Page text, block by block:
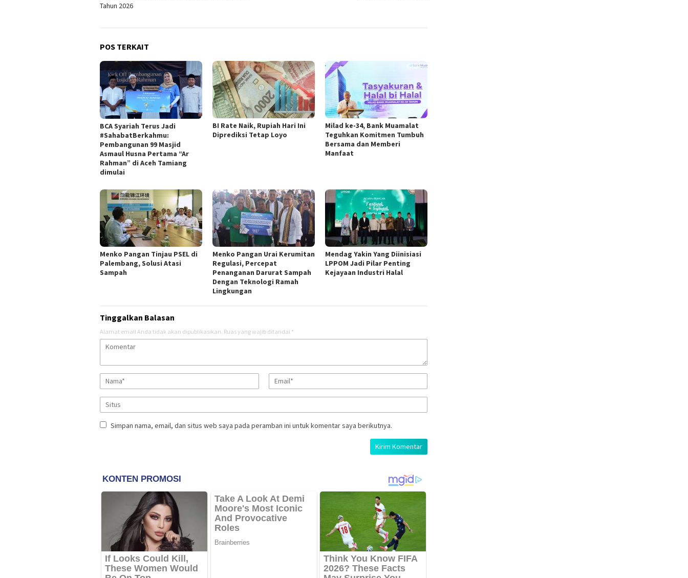
Tahun 2026
POS TERKAIT
BCA Syariah Terus Jadi
#SahabatBerkahmu:
Pembangunan 99 Masjid
Asmaul Husna Pertama “Ar
Rahman” di Aceh Tamiang
dimulai
BI Rate Naik, Rupiah Hari Ini
Diprediksi Tetap Loyo
Milad ke-34, Bank Muamalat
Teguhkan Komitmen Tumbuh
Bersama dan Memberi
Manfaat
Menko Pangan Tinjau PSEL di
Palembang, Solusi Atasi
Sampah
Menko Pangan Urai Kerumitan
Regulasi, Percepat
Penanganan Darurat Sampah
Dengan Teknologi Ramah
Lingkungan
Mendag Yakin Yang Diinisiasi
LPPOM Jadi Pilar Penting
Kejayaan Industri Halal
Tinggalkan Balasan
Alamat email Anda tidak akan dipublikasikan. Ruas yang wajib ditandai *
Simpan nama, email, dan situs web saya pada peramban ini untuk komentar saya berikutnya.